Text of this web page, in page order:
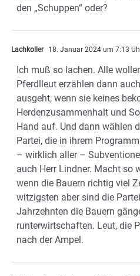
den „Schuppen“ oder?
Lachkoller 18. Januar 2024 um 7:13
Ich muß so lachen. Alle
Pferdlleut erzählen dann
ausgeht, wenn sie keines
Herdenzusammenhalt und
Hand auf. Und dann wählen
Partei, die in ihrem
– wirklich aller –
auch Herr Lindner. Macht so
wenn die Bauern richtig viel
witzigsten aber sind die
Jahrzehnten die Bauern
runterwirtschaften. Leut, die
nach der Ampel.